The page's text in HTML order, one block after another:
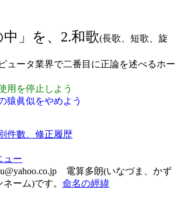
中」を、2.和歌(長歌、短歌、旋
ュータ業界で二番目に正論を述べるホー
用を停止しよう
猿眞似をやめよう
件數、修正履歴
ュー
電算多朗(いなづま、かず
ーム)です。 命名の經緯